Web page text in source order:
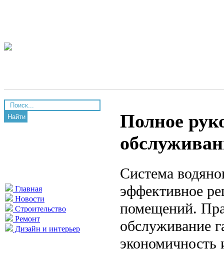
Найти
Главная
Новости
Строительство
Ремонт
Дизайн и интерьер
Полное
Система
эффективное
помещений.
обслуживание
экономичность